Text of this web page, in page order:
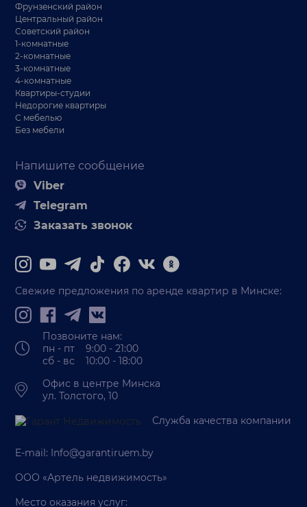
Напишите сообщение
Viber
Telegram
Заказать звонок
Фрунзенский район
Центральный район
Советский район
1-комнатные
2-комнатные
3-комнатные
4-комнатные
Квартиры-студии
Недорогие квартиры
С мебелью
Без мебели
Свежие предложения по аренде квартир в Минске:
Позвоните нам:
пн - пт 9:00 - 21:00
сб - вс 10:00 - 18:00
Офис в центре Минска
ул. Толстого, 10
Служба качества компании
E-mail: Info@garantiruem.by
ООО «Артель недвижимость»
Место оказания услуг: